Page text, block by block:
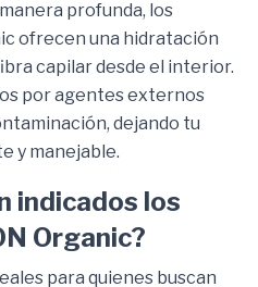
profunda, los
ofrecen una hidratación
capilar desde el interior.
por agentes externos
dejando tu
y manejable.
indicados los
Organic?
para quienes buscan